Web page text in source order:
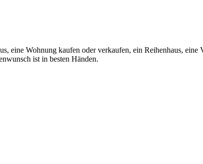
eine Wohnung kaufen oder verkaufen, ein Reihenhaus,
ist in besten Händen.